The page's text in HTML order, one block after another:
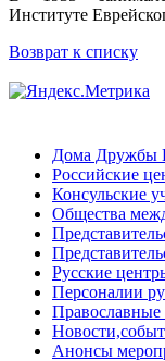
Институте
Возврат к списку
Дома Дружбы
Российские
Консульские
Общества
Русские
Персоналии
Православные
Анонсы